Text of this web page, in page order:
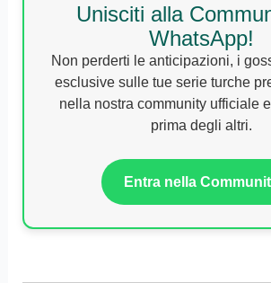
Unisciti alla
WhatsApp!
Non perderti le anticipazioni, i
esclusive sulle tue serie turche
nella nostra community ufficiale
prima degli altri.
Entra nella